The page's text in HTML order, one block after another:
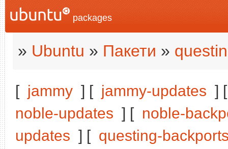
packages
» Ubuntu » Пакети »
[ jammy ] [ jammy-updates ]
noble-updates ] [ noble-
updates ] [ questing-